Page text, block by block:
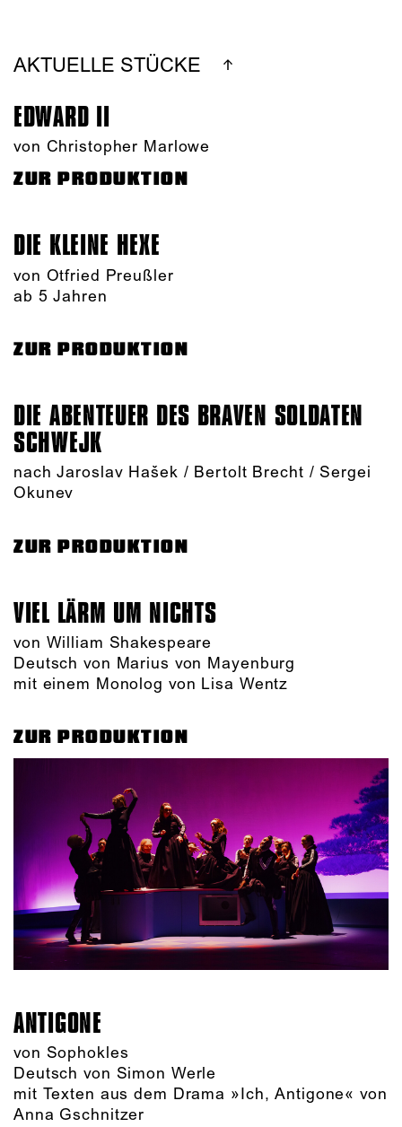
AKTUELLE STÜCKE
EDWARD II
von Christopher Marlowe
ZUR PRODUKTION
DIE KLEINE HEXE
von Otfried Preußler
ab 5 Jahren
ZUR PRODUKTION
DIE ABENTEUER DES BRAVEN SOLDATEN
SCHWEJK
nach Jaroslav Hašek / Bertolt Brecht / Sergei
Okunev
ZUR PRODUKTION
VIEL LÄRM UM NICHTS
von William Shakespeare
Deutsch von Marius von Mayenburg
mit einem Monolog von Lisa Wentz
ZUR PRODUKTION
ANTIGONE
von Sophokles
Deutsch von Simon Werle
mit Texten aus dem Drama »Ich, Antigone« von
Anna Gschnitzer